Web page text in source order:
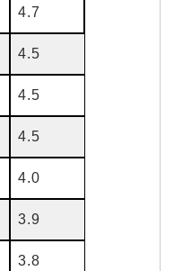
4.7
4.5
4.5
4.5
4.0
3.9
3.8